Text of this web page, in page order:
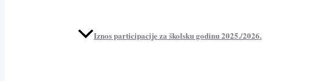
Iznos participacije za školsku godinu 2025./2026.